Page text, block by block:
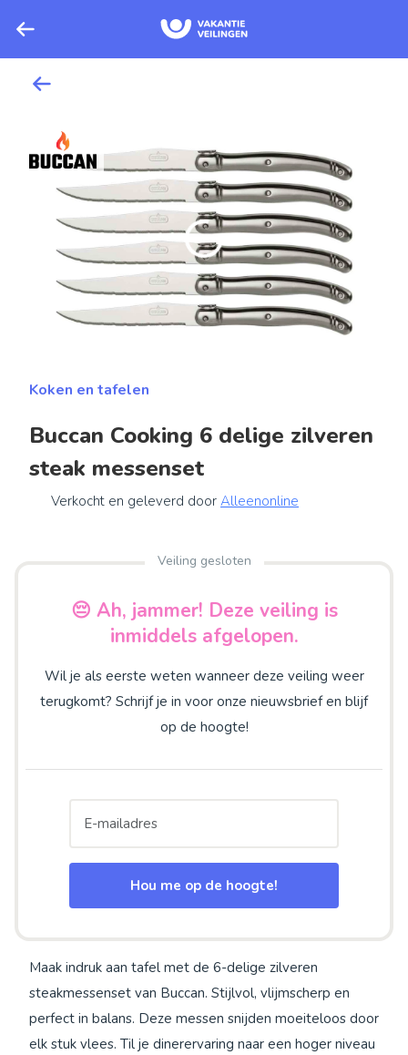
Koken en tafelen
Buccan Cooking 6 delige zilveren
steak messenset
Verkocht en geleverd door Alleenonline
Veiling gesloten
😔 Ah, jammer! Deze veiling is
inmiddels afgelopen.
Wil je als eerste weten wanneer deze veiling weer
terugkomt? Schrijf je in voor onze nieuwsbrief en blijf
op de hoogte!
Hou me op de hoogte!
Maak indruk aan tafel met de 6-delige zilveren
steakmessenset van Buccan. Stijlvol, vlijmscherp en
perfect in balans. Deze messen snijden moeiteloos door
elk stuk vlees. Til je dinerervaring naar een hoger niveau